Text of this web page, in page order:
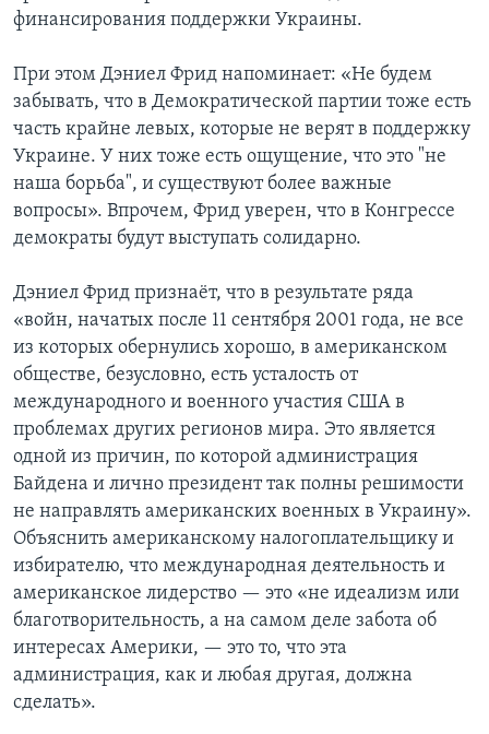
финансирования поддержки Украины.
При этом Дэниел Фрид напоминает: «Не будем
забывать, что в Демократической партии тоже есть
часть крайне левых, которые не верят в поддержку
Украине. У них тоже есть ощущение, что это "не
наша борьба", и существуют более важные
вопросы». Впрочем, Фрид уверен, что в Конгрессе
демократы будут выступать солидарно.
Дэниел Фрид признаёт, что в результате ряда
«войн, начатых после 11 сентября 2001 года, не все
из которых обернулись хорошо, в американском
обществе, безусловно, есть усталость от
международного и военного участия США в
проблемах других регионов мира. Это является
одной из причин, по которой администрация
Байдена и лично президент так полны решимости
не направлять американских военных в Украину».
Объяснить американскому налогоплательщику и
избирателю, что международная деятельность и
американское лидерство — это «не идеализм или
благотворительность, а на самом деле забота об
интересах Америки, — это то, что эта
администрация, как и любая другая, должна
сделать».